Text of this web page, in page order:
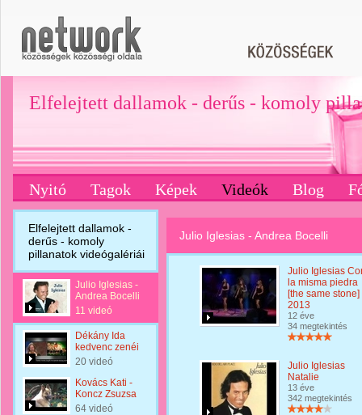
Elfelejtett dallamok - derűs - komoly
Nyitó Tagok Képek Videók Blog
Elfelejtett dallamok -
derűs - komoly
pillanatok videógalériái
Julio Iglesias -
Andrea Bocelli
11 videó
Dékány Ida
kedvenc zenéi
20 videó
Kovács Kati -
Koncz Zsuzsa
64 videó
Julio Iglesias - Andrea Bocelli
Julio Iglesias
la misma piedra
[the same stone]
2013
12 éve
34 megtekintés
Julio Iglesias
Natalie
13 éve
342 megtekintés